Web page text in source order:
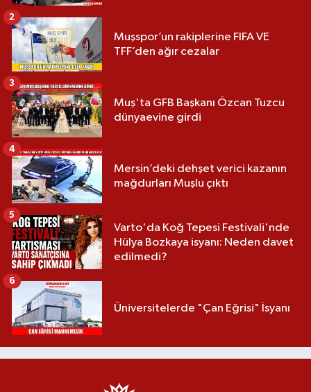
Muşspor’un rakiplerine FIFA VE
TFF’den ağır cezalar
2
Muş'ta GFB Başkanı Özcan Tuzcu
dünyaevine girdi
3
Mersin’deki dehşet verici kazanın
mağdurları Muşlu çıktı
4
Varto'da Koğ Tepesi Festivali'nde
Hülya Bozkaya isyanı: Neden davet
edilmedi?
5
Üniversitelerde "Çan Eğrisi" İsyanı
6